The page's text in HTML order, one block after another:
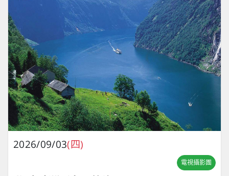
2026/09/03(四)
電視攝影團